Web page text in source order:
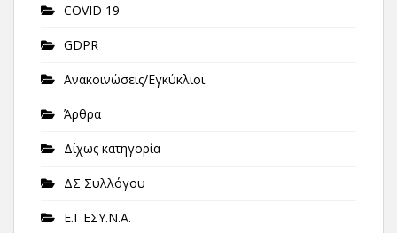
COVID 19
GDPR
Ανακοινώσεις/Εγκύκλιοι
Άρθρα
Δίχως κατηγορία
ΔΣ Συλλόγου
Ε.Γ.ΕΣΥ.Ν.Α.